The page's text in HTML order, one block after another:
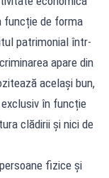
funcție de forma
patrimonial într-
apare din
același bun,
în funcție
clădirii și nici de
fizice și